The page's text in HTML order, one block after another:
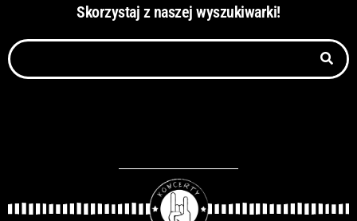
Skorzystaj z naszej wyszukiwarki!
Szukaj